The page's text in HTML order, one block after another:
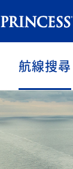
航線搜尋